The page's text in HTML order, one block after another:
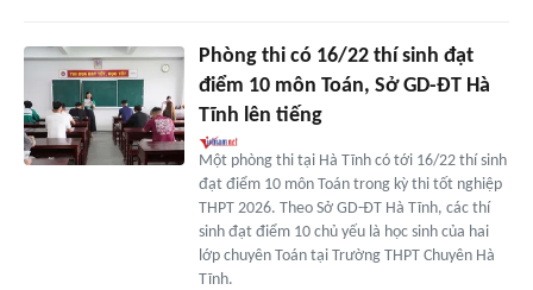
Phòng thi có 16/22 thí sinh đạt
điểm 10 môn Toán, Sở GD-ĐT Hà
Tĩnh lên tiếng
Một phòng thi tại Hà Tĩnh có tới 16/22 thí sinh
đạt điểm 10 môn Toán trong kỳ thi tốt nghiệp
THPT 2026. Theo Sở GD-ĐT Hà Tĩnh, các thí
sinh đạt điểm 10 chủ yếu là học sinh của hai
lớp chuyên Toán tại Trường THPT Chuyên Hà
Tĩnh.